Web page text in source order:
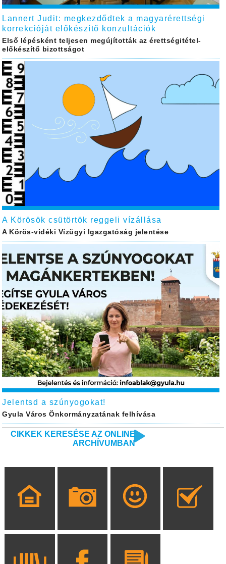
Lannert Judit: megkezdődtek a magyarérettségi
korrekcióját előkészítő konzultációk
Első lépésként teljesen megújították az érettségitétel-
előkészítő bizottságot
A Körösök csütörtök reggeli vízállása
A Körös-vidéki Vízügyi Igazgatóság jelentése
Jelentsd a szúnyogokat!
Gyula Város Önkormányzatának felhívása
CIKKEK KERESÉSE AZ ONLINE
ARCHÍVUMBAN